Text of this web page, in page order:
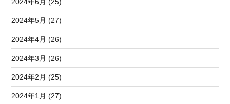
2024年5月 (27)
2024年4月 (26)
2024年3月 (26)
2024年2月 (25)
2024年1月 (27)